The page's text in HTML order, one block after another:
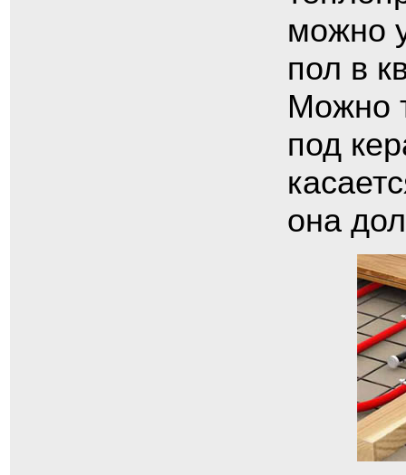
можно
пол в
Можно
под
она